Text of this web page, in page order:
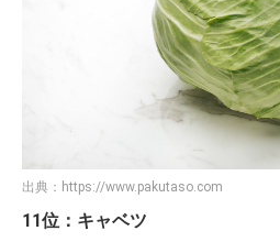
出典： https://www.pakutaso.com
11位：キャベツ